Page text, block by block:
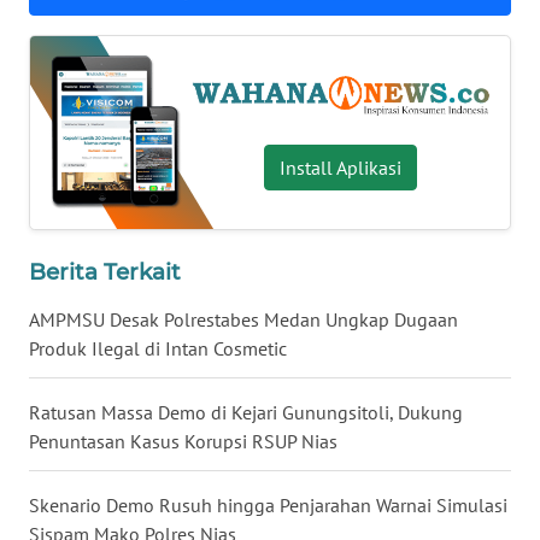
Install Aplikasi
Berita Terkait
AMPMSU Desak Polrestabes Medan Ungkap Dugaan
Produk Ilegal di Intan Cosmetic
Ratusan Massa Demo di Kejari Gunungsitoli, Dukung
Penuntasan Kasus Korupsi RSUP Nias
Skenario Demo Rusuh hingga Penjarahan Warnai Simulasi
Sispam Mako Polres Nias
WN
BABEL
WN
SUMBAR
WN
BENGKULU
LAMPUNG
JATENG